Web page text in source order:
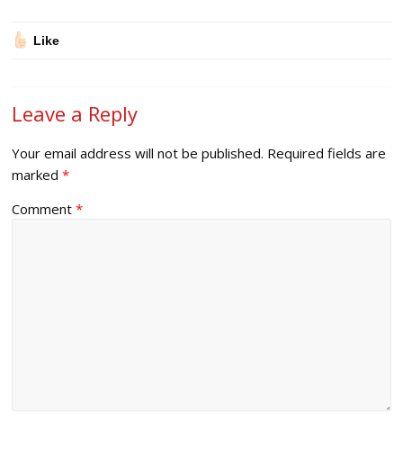
Like
Leave a Reply
Your email address will not be published. Required fields are
marked*
Comment*